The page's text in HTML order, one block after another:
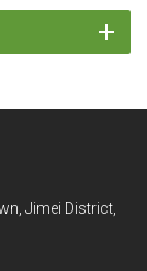
Jimei District,